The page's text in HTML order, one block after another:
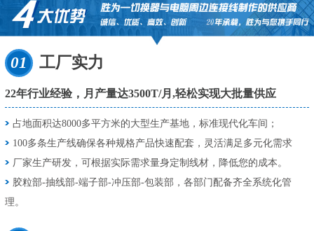
01 工厂实力
22年行业经验，月产量达3500T/月,轻松实现大批量供应
占地面积达8000多平方米的大型生产基地，标准现代化车间；
100多条生产线确保各种规格产品快速配套，灵活满足多元化需求
厂家生产研发，可根据实际需求量身定制线材，降低您的成本。
胶粒部-抽线部-端子部-冲压部-包装部，各部门配备齐全系统化管
理。